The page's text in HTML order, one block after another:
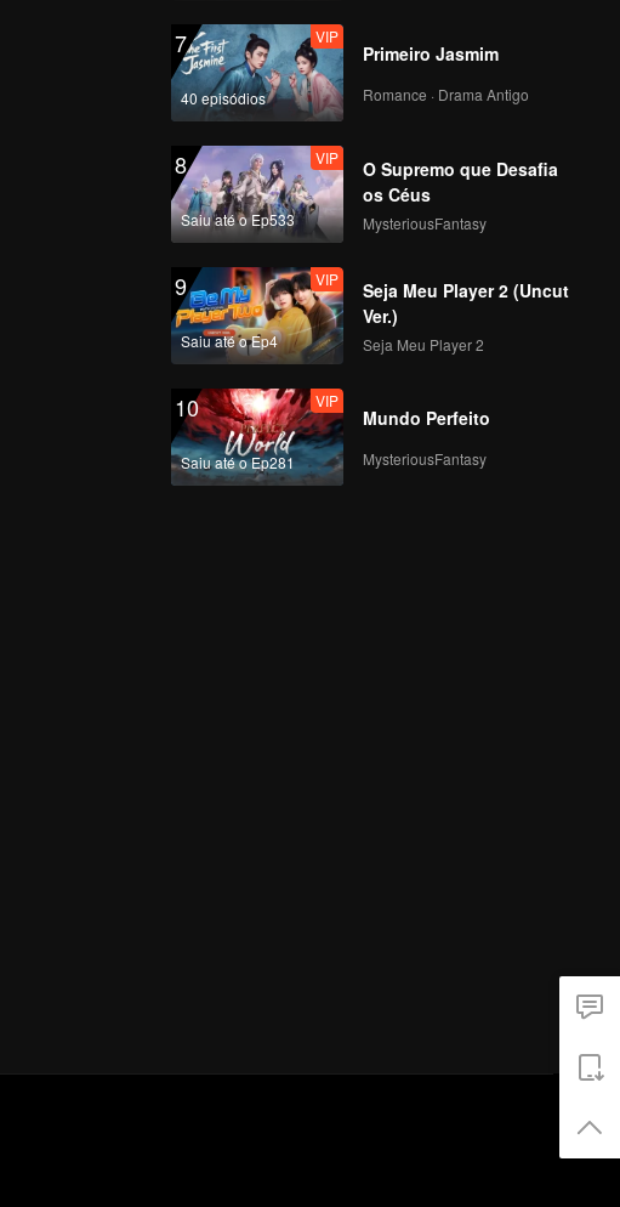
7
40 episódios
VIP
Primeiro Jasmim
Romance · Drama Antigo
8
Saiu até o Ep533
VIP
O Supremo que Desafia
os Céus
MysteriousFantasy
9
Saiu até o Ep4
VIP
Seja Meu Player 2 (Uncut
Ver.)
Seja Meu Player 2
10
Saiu até o Ep281
VIP
Mundo Perfeito
MysteriousFantasy